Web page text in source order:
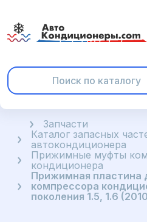
ГлавнаяЗапчасти
Каталог запасных
автокондиционера
Прижимные муфты
кондиционера
Прижимная пластина
компрессора
поколения 1.5, 1.6